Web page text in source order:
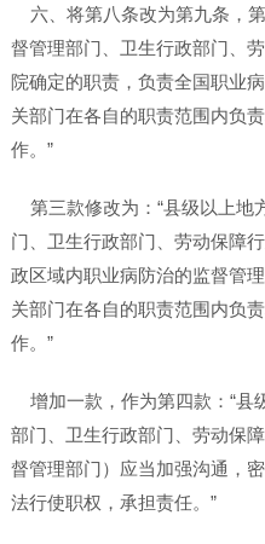
六、将第八条改为第九条，
督管理部门、卫生行政部门、
院确定的职责，负责全国职业
关部门在各自的职责范围内负
作。”
第三款修改为：“县级以上地
门、卫生行政部门、劳动保障
政区域内职业病防治的监督管
关部门在各自的职责范围内负
作。”
增加一款，作为第四款：“县
部门、卫生行政部门、劳动保
督管理部门）应当加强沟通，
法行使职权，承担责任。”